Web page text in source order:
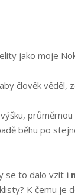
jako moje
člověk věděl,
běhu po
se to dalo vzít i
K čemu je